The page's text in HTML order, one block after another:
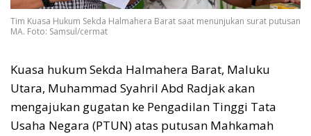
Tim Kuasa Hukum Sekda Halmahera Barat saat menunjukan surat putusan
MA. Foto: Samsul/cermat
Kuasa hukum Sekda Halmahera Barat, Maluku
Utara, Muhammad Syahril Abd Radjak akan
mengajukan gugatan ke Pengadilan Tinggi Tata
Usaha Negara (PTUN) atas putusan Mahkamah